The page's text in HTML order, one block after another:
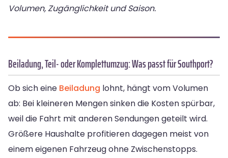
Volumen, Zugänglichkeit und Saison.
Beiladung, Teil- oder Komplettumzug: Was passt für Southport?
Ob sich eine Beiladung lohnt, hängt vom Volumen
ab: Bei kleineren Mengen sinken die Kosten spürbar,
weil die Fahrt mit anderen Sendungen geteilt wird.
Größere Haushalte profitieren dagegen meist von
einem eigenen Fahrzeug ohne Zwischenstopps.